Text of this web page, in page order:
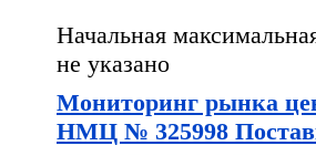
Начальная
не указано
Мониторинг рынка
НМЦ № 325998